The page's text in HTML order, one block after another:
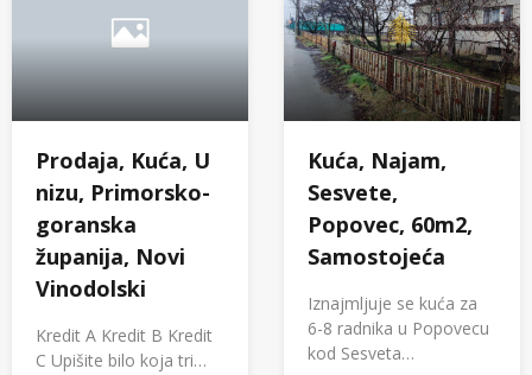
Prodaja, Kuća, U
nizu, Primorsko-
goranska
županija, Novi
Vinodolski
Kredit A Kredit B Kredit
C Upišite bilo koja tri…
Kuća, Najam,
Sesvete,
Popovec, 60m2,
Samostojeća
Iznajmljuje se kuća za
6-8 radnika u Popovecu
kod Sesveta…